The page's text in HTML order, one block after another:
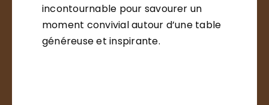
incontournable pour savourer un
moment convivial autour d’une table
généreuse et inspirante.